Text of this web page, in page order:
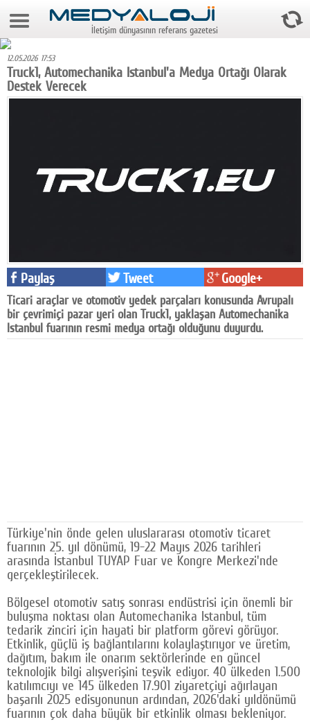
7 Ağustos 2026 22:43:04
Foto Galeri
Video Galeri
Reyting-tiraj
Dünya
Pr
Facebook
Künye
SOSYAL MEDYA
Facebook
Twitter
Google Plus
© 2026 TÜM HAKLARI SAKLIDIR
İletişim dünyasının referans gazetesi
12.05.2026 17:53
Truck1, Automechanika Istanbul'a Medya Ortağı Olarak
Destek Verecek
Paylaş Tweet Google+
Ticari araçlar ve otomotiv yedek parçaları konusunda Avrupalı
bir çevrimiçi pazar yeri olan Truck1, yaklaşan Automechanika
Istanbul fuarının resmi medya ortağı olduğunu duyurdu.
Türkiye'nin önde gelen uluslararası otomotiv ticaret
fuarının 25. yıl dönümü, 19-22 Mayıs 2026 tarihleri
arasında İstanbul TUYAP Fuar ve Kongre Merkezi'nde
gerçekleştirilecek.
Bölgesel otomotiv satış sonrası endüstrisi için önemli bir
buluşma noktası olan Automechanika Istanbul, tüm
tedarik zinciri için hayati bir platform görevi görüyor.
Etkinlik, güçlü iş bağlantılarını kolaylaştırıyor ve üretim,
dağıtım, bakım ile onarım sektörlerinde en güncel
teknolojik bilgi alışverişini teşvik ediyor. 40 ülkeden 1.500
katılımcıyı ve 145 ülkeden 17.901 ziyaretçiyi ağırlayan
başarılı 2025 edisyonunun ardından, 2026'daki yıldönümü
fuarının çok daha büyük bir etkinlik olması bekleniyor.